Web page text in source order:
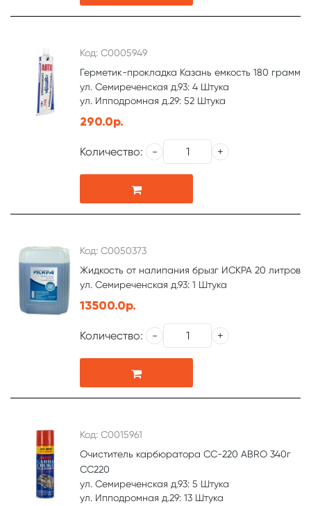
Код: С0005949
Герметик-прокладка Казань емкость 180 грамм
ул. Семиреченская д.93: 4 Штука
ул. Ипподромная д.29: 52 Штука
290.0р.
Количество:
Код: С0050373
Жидкость от налипания брызг ИСКРА 20 литров
ул. Семиреченская д.93: 1 Штука
13500.0р.
Количество:
Код: С0015961
Очиститель карбюратора CC-220 ABRO 340г
CC220
ул. Семиреченская д.93: 5 Штука
ул. Ипподромная д.29: 13 Штука